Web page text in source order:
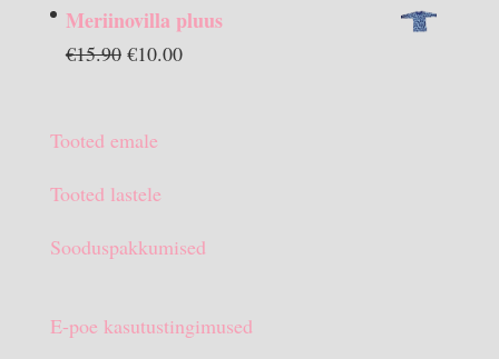
on:
Meriinovilla pluus
€15.90 Algne
€15.90.
€10.00Praegune
Tooted emale
Tooted lastele
Sooduspakkumised
E-poe kasutustingimused